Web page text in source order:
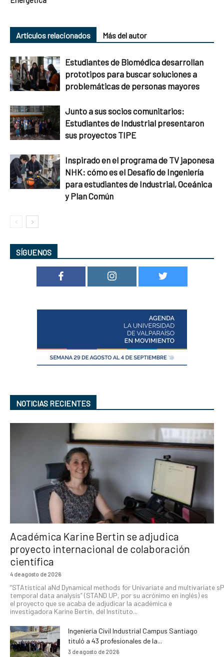
Artículos relacionados Más del autor
Estudiantes de Biomédica desarrollan
prototipos para buscar soluciones a
problemáticas de personas mayores
Junto a sus socios comunitarios:
Estudiantes de Industrial presentaron
sus proyectos TIPE
Inspirado en el programa de TV japonesa
NHK: cómo es el Desafío de Ingeniería
para estudiantes de Industrial, Oceánica
y Plan Común
SÍGUENOS
NOTICIAS RECIENTES
Académica Karine Bertin se adjudica
proyecto internacional de colaboración
científica
4 de agosto de 2026
“STAtistical aNd Dynamical methods for Univariate and multivariate
temporal data analysis” (STAND UP, por su acrónimo en inglés) es
el proyecto que se acaba de adjudicar la académica e
investigadora Karine Bertin, del Instituto...
Ingeniería Civil Industrial Campus Santiago
tituló a 43 profesionales de la...
3 de agosto de 2026